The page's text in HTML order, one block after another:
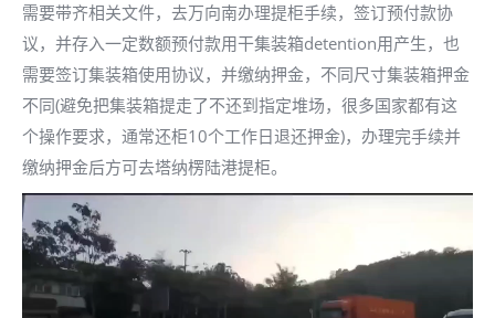
需要带齐相关文件，去万向南办理提柜手续，签订预付款协
议，并存入一定数额预付款用干集装箱detention用产生，也
需要签订集装箱使用协议，并缴纳押金，不同尺寸集装箱押金
不同(避免把集装箱提走了不还到指定堆场，很多国家都有这
个操作要求，通常还柜10个工作日退还押金)，办理完手续并
缴纳押金后方可去塔纳楞陆港提柜。
视
频
放